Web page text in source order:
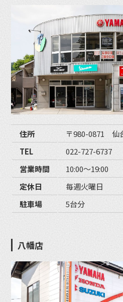
住所
〒980-0871 仙
TEL
022-727-6737
営業時間
10:00〜19:00
定休日
毎週火曜日
駐車場
5台分
八幡店